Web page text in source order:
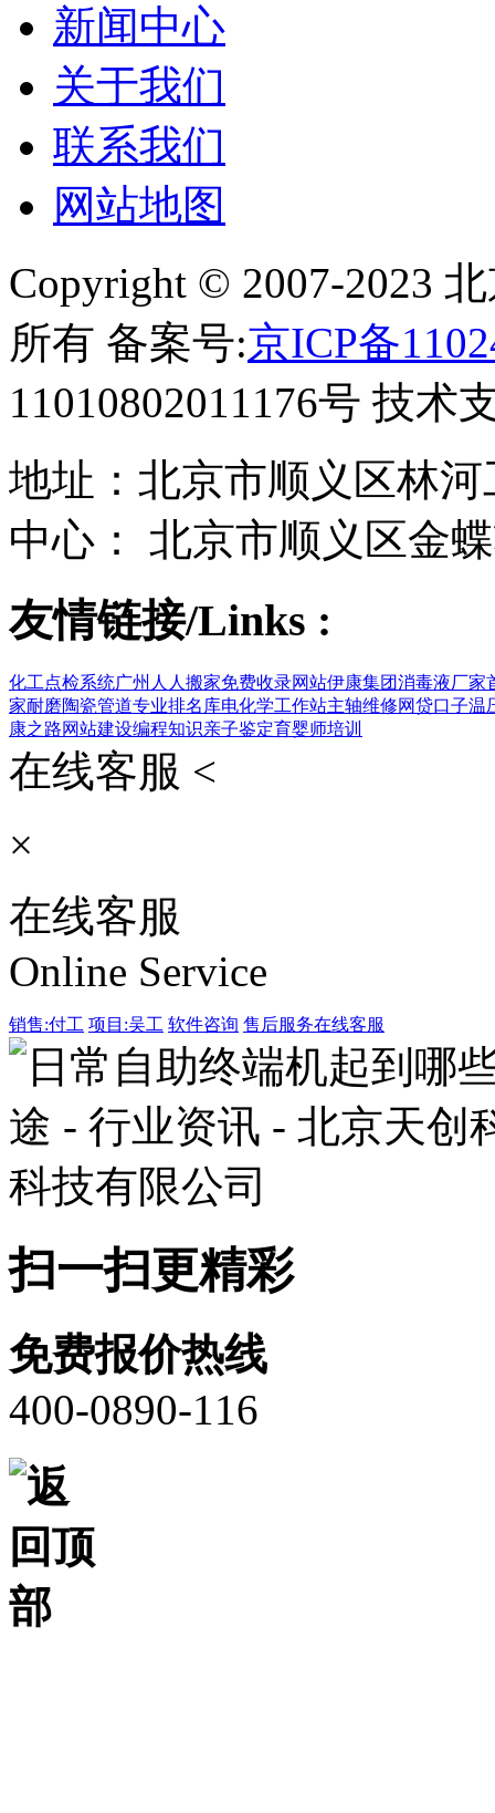
新闻中心
关于我们
联系我们
网站地图
Copyright © 2007-2023
所有 备案号:京ICP备
11010802011176号 技术
地址：北京市顺义区林
中心： 北京市顺义区金
友情链接/Links :
化工点检系统广州人人搬家免费收录网站伊康集团消毒液厂家
家耐磨陶瓷管道专业排名库电化学工作站主轴维修网贷口子温
康之路网站建设编程知识亲子鉴定育婴师培训
在线客服 <
×
在线客服
Online Service
销售:付工 项目:吴工 软件咨询 售后服务在线客服
扫一扫更精彩
免费报价热线
400-0890-116